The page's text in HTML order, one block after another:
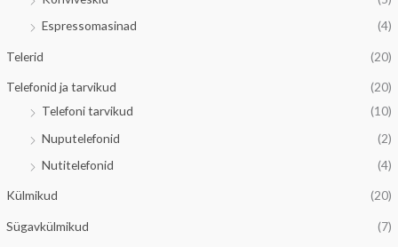
n
d
i
n
Espressomasinad
(4)
Telerid (20)
Telefonid ja tarvikud
(20)
Telefoni tarvikud
(10)
Nuputelefonid
(2)
Nutitelefonid
(4)
Külmikud (20)
Sügavkülmikud (7)